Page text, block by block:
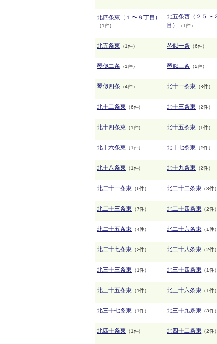
北四条東（１〜８丁目）
（1件）
北五条西（２５〜
目）
（1件）
北五条東 （1件） 琴似一条 （6件）
琴似二条 （1件） 琴似三条 （2件）
琴似四条 （4件） 北十一条東 （3件）
北十二条東 （6件） 北十三条東 （2件）
北十四条東 （1件） 北十五条東 （1件）
北十六条東 （1件） 北十七条東 （2件）
北十八条東 （1件） 北十九条東 （2件）
北二十一条東 （6件） 北二十二条東 （3件）
北二十三条東 （7件） 北二十四条東 （2件）
北二十五条東 （4件） 北二十六条東 （1件）
北二十七条東 （2件） 北二十八条東 （2件）
北三十三条東 （1件） 北三十四条東 （1件）
北三十五条東 （1件） 北三十六条東 （1件）
北三十七条東 （1件） 北三十九条東 （3件）
北四十条東 （1件） 北四十二条東 （2件）